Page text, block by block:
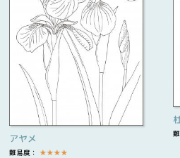
アヤメ
難易度： ★★★★